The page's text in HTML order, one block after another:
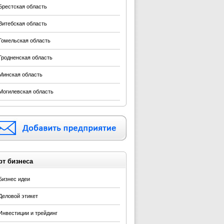
область
область
область
область
область
область
бизнеса
идеи
этикет
и трейдинг